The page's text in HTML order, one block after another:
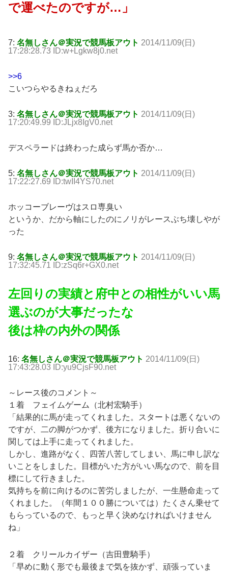
で運べたのですが…」
7: 名無しさん＠実況で競馬板アウト 2014/11/09(日)
17:28:28.73 ID:w+Lgkw8j0.net
>>6
こいつらやるきねぇだろ
3: 名無しさん＠実況で競馬板アウト 2014/11/09(日)
17:20:49.99 ID:JLjx8IgV0.net
デスペラードは終わった成らず馬か否か…
5: 名無しさん＠実況で競馬板アウト 2014/11/09(日)
17:22:27.69 ID:twII4YS70.net
ホッコーブレーヴはスロ専臭い
というか、だから軸にしたのにノリがレースぶち壊しやが
った
9: 名無しさん＠実況で競馬板アウト 2014/11/09(日)
17:32:45.71 ID:zSq6r+GX0.net
左回りの実績と府中との相性がいい馬
選ぶのが大事だったな
後は枠の内外の関係
16: 名無しさん＠実況で競馬板アウト 2014/11/09(日)
17:43:28.03 ID:yu9CjsF90.net
～レース後のコメント～
１着 フェイムゲーム（北村宏騎手）
「結果的に馬が走ってくれました。スタートは悪くないの
ですが、二の脚がつかず、後方になりました。折り合いに
関しては上手に走ってくれました。
しかし、進路がなく、四苦八苦してしまい、馬に申し訳な
いことをしました。目標がいた方がいい馬なので、前を目
標にして行きました。
気持ちを前に向けるのに苦労しましたが、一生懸命走って
くれました。（年間１００勝については）たくさん乗せて
もらっているので、もっと早く決めなければいけません
ね」
２着 クリールカイザー（吉田豊騎手）
「早めに動く形でも最後まで気を抜かず、頑張っていま